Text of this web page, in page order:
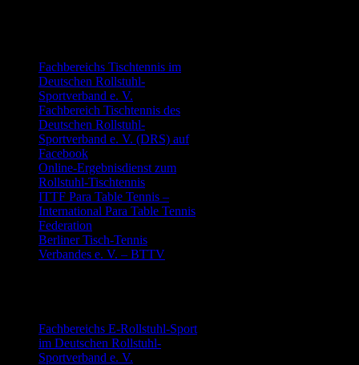
Fachbereichs Tischtennis im
Deutschen Rollstuhl-
Sportverband e. V.
Fachbereich Tischtennis des
Deutschen Rollstuhl-
Sportverband e. V. (DRS) auf
Facebook
Online-Ergebnisdienst zum
Rollstuhl-Tischtennis
ITTF Para Table Tennis –
International Para Table Tennis
Federation
Berliner Tisch-Tennis
Verbandes e. V. – BTTV
Fachbereichs E-Rollstuhl-Sport
im Deutschen Rollstuhl-
Sportverband e. V.